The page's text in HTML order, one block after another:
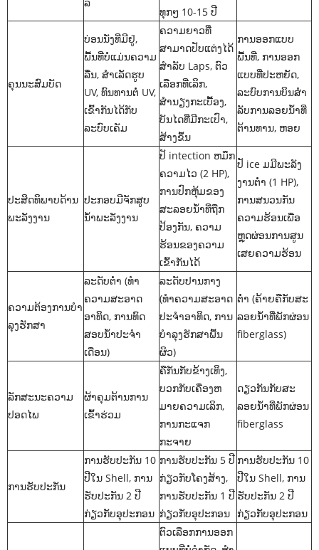
ທຸກໆ 10-15 ປີ
ຄຸນນະສົມບັດ
ບ່ອນນັ່ງທີ່ມີຢູ່,
ພື້ນທີ່ບໍ່ແມ່ນຄວາມ
ລື່ນ, ສໍາເລັດຮູບ
UV, ທົນທານຕໍ່ UV,
ເຂົ້າກັນໄດ້ກັບ
ລະບົບເຄັມ
ຄວາມຍາວທີ່
ສາມາດປັບແຕ່ງໄດ້
ສໍາລັບ Laps, ຕົວ
ເລືອກທີ່ເລິກ,
ສໍານຽງກະເບື້ອງ,
ບັນໄດທີ່ມີກະເປົາ,
ສ້າງຂຶ້ນ
ການອອກແບບ
ພື້ນທີ່, ການອອກ
ແບບທີ່ປະຫຍັດ,
ລະບົບການບິນສໍາ
ລັບການລອຍນ້ໍາທີ່
ຕ້ານທານ, ຫອຍ
ປະສິດທິພາບດ້ານ
ພະລັງງານ
ປະກອບມີຈັກສູບ
ນ້ໍາພະລັງງານ
ປັ intection ຫມຶກ
ຄວາມໄວ (2 HP),
ການປົກຫຸ້ມຂອງ
ສະລອຍນ້ໍາທີ່ຖືກ
ປ້ອງກັນ, ຄວາມ
ຮ້ອນຂອງຄວາມ
ເຂົ້າກັນໄດ້
ປັ ice ມມີພະລັງ
ງານຕ່ໍາ (1 HP),
ການສນວນກັນ
ຄວາມຮ້ອນເພື່ອ
ຫຼຸດຜ່ອນການສູນ
ເສຍຄວາມຮ້ອນ
ຄວາມຕ້ອງການບໍາ
ລຸງຮັກສາ
ລະດັບຕໍ່າ (ທໍາ
ຄວາມສະອາດ
ອາທິດ, ການທົດ
ສອບນ້ໍາປະຈໍາ
ເດືອນ)
ລະດັບປານກາງ
(ທໍາຄວາມສະອາດ
ປະຈໍາອາທິດ, ການ
ບໍາລຸງຮັກສາພື້ນ
ຜິວ)
ຕ່ໍາ (ຄ້າຍຄືກັບສະ
ລອຍນ້ໍາທີ່ພັກຜ່ອນ
fiberglass)
ລັກສະນະຄວາມ
ປອດໄພ
ຜ້າຄຸມຕ້ານການ
ເຂົ້າຮ່ວມ
ຄືກັນກັບຂ້າງເທິງ,
ບວກກັບເຄື່ອງຫ
ມາຍຄວາມເລິກ,
ການກະແຈກ
ກະຈາຍ
ດຽວກັນກັບສະ
ລອຍນ້ໍາທີ່ພັກຜ່ອນ
fiberglass
ການຮັບປະກັນ
ການຮັບປະກັນ 10
ປີໃນ Shell, ການ
ຮັບປະກັນ 2 ປີ
ກ່ຽວກັບອຸປະກອນ
ການຮັບປະກັນ 5 ປີ
ກ່ຽວກັບໂຄງສ້າງ,
ການຮັບປະກັນ 1 ປີ
ກ່ຽວກັບອຸປະກອນ
ການຮັບປະກັນ 10
ປີໃນ Shell, ການ
ຮັບປະກັນ 2 ປີ
ກ່ຽວກັບອຸປະກອນ
ຕົວເລືອກການອອກ